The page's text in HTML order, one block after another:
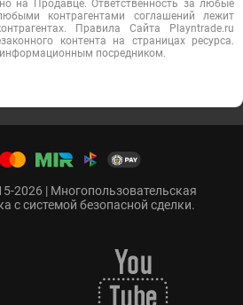
на Продавце. Ответственность за любые
контрагентами соглашений лежит
Правила Сайта Playntrade.ru
контента на страницах ресурса.
посредником.
2026 | Многопользовательская
с системой безопасной сделки.